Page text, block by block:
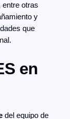
entre otras
y
que
en
del equipo de